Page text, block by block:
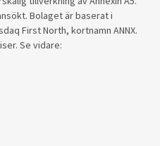
Bolaget är baserat i
First North, kortnamn ANNX.
Se vidare: